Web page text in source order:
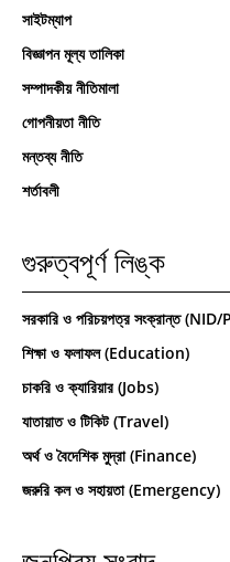
সাইটম্যাপ
বিজ্ঞাপন মূল্য তালিকা
সম্পাদকীয় নীতিমালা
গোপনীয়তা নীতি
মন্তব্য নীতি
শর্তাবলী
গুরুত্বপূর্ণ লিঙ্ক
সরকারি ও পরিচয়পত্র সংক্রান্ত
শিক্ষা ও ফলাফল (Education)
চাকরি ও ক্যারিয়ার (Jobs)
যাতায়াত ও টিকিট (Travel)
অর্থ ও বৈদেশিক মুদ্রা (Finance)
জরুরি কল ও সহায়তা (Emergency)